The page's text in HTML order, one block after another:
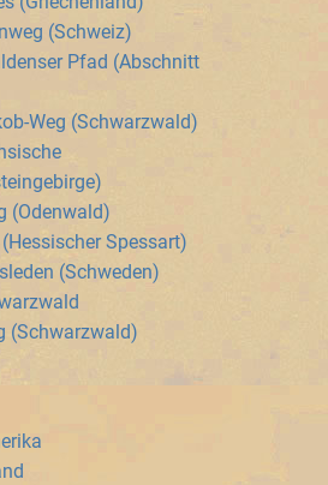
(Schweiz)
Pfad (Abschnitt
Weg (Schwarzwald)
(Odenwald)
Spessart)
(Schweden)
(Schwarzwald)